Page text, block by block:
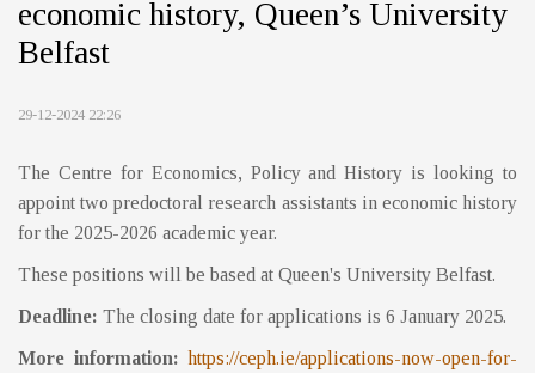
economic history, Queen’s University
Belfast
29-12-2024 22:26
The Centre for Economics, Policy and History is looking to
appoint two predoctoral research assistants in economic history
for the 2025-2026 academic year.
These positions will be based at Queen's University Belfast.
Deadline: The closing date for applications is 6 January 2025.
More information: https://ceph.ie/applications-now-open-for-